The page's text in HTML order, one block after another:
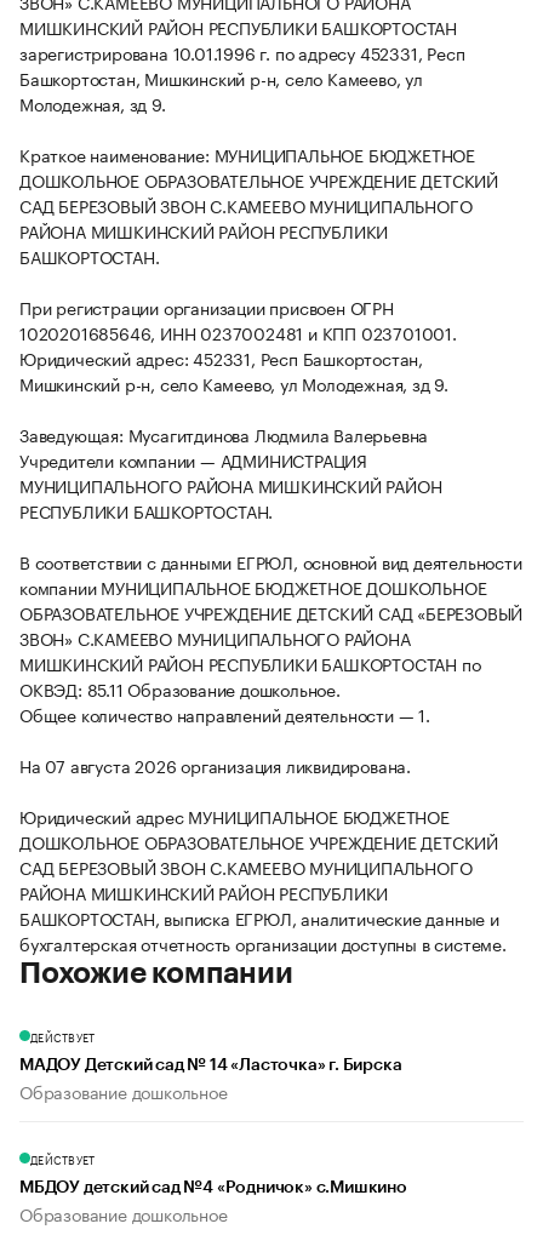
МИШКИНСКИЙ РАЙОН РЕСПУБЛИКИ БАШКОРТОСТАН
зарегистрирована 10.01.1996 г. по адресу 452331, Респ
Башкортостан, Мишкинский р-н, село Камеево, ул
Молодежная, зд 9.
Краткое наименование: МУНИЦИПАЛЬНОЕ БЮДЖЕТНОЕ
ДОШКОЛЬНОЕ ОБРАЗОВАТЕЛЬНОЕ УЧРЕЖДЕНИЕ ДЕТСКИЙ
САД БЕРЕЗОВЫЙ ЗВОН С.КАМЕЕВО МУНИЦИПАЛЬНОГО
РАЙОНА МИШКИНСКИЙ РАЙОН РЕСПУБЛИКИ
БАШКОРТОСТАН.
При регистрации организации присвоен ОГРН
1020201685646, ИНН 0237002481 и КПП 023701001.
Юридический адрес: 452331, Респ Башкортостан,
Мишкинский р-н, село Камеево, ул Молодежная, зд 9.
Заведующая: Мусагитдинова Людмила Валерьевна
Учредители компании — АДМИНИСТРАЦИЯ
МУНИЦИПАЛЬНОГО РАЙОНА МИШКИНСКИЙ РАЙОН
РЕСПУБЛИКИ БАШКОРТОСТАН.
В соответствии с данными ЕГРЮЛ, основной вид деятельности
компании МУНИЦИПАЛЬНОЕ БЮДЖЕТНОЕ ДОШКОЛЬНОЕ
ОБРАЗОВАТЕЛЬНОЕ УЧРЕЖДЕНИЕ ДЕТСКИЙ САД «БЕРЕЗОВЫЙ
ЗВОН» С.КАМЕЕВО МУНИЦИПАЛЬНОГО РАЙОНА
МИШКИНСКИЙ РАЙОН РЕСПУБЛИКИ БАШКОРТОСТАН по
ОКВЭД: 85.11 Образование дошкольное.
Общее количество направлений деятельности — 1.
На 07 августа 2026 организация ликвидирована.
Юридический адрес МУНИЦИПАЛЬНОЕ БЮДЖЕТНОЕ
ДОШКОЛЬНОЕ ОБРАЗОВАТЕЛЬНОЕ УЧРЕЖДЕНИЕ ДЕТСКИЙ
САД БЕРЕЗОВЫЙ ЗВОН С.КАМЕЕВО МУНИЦИПАЛЬНОГО
РАЙОНА МИШКИНСКИЙ РАЙОН РЕСПУБЛИКИ
БАШКОРТОСТАН, выписка ЕГРЮЛ, аналитические данные и
бухгалтерская отчетность организации доступны в системе.
Похожие компании
ДЕЙСТВУЕТ
МАДОУ Детский сад № 14 «Ласточка» г. Бирска
Образование дошкольное
ДЕЙСТВУЕТ
МБДОУ детский сад №4 «Родничок» с.Мишкино
Образование дошкольное